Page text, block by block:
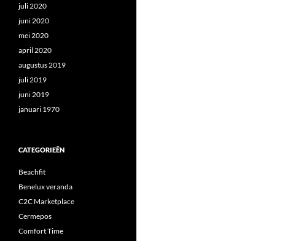
juli 2020
juni 2020
mei 2020
april 2020
augustus 2019
juli 2019
juni 2019
januari 1970
CATEGORIEËN
Beachfit
Benelux veranda
C2C Marketplace
Cermepos
Comfort Time